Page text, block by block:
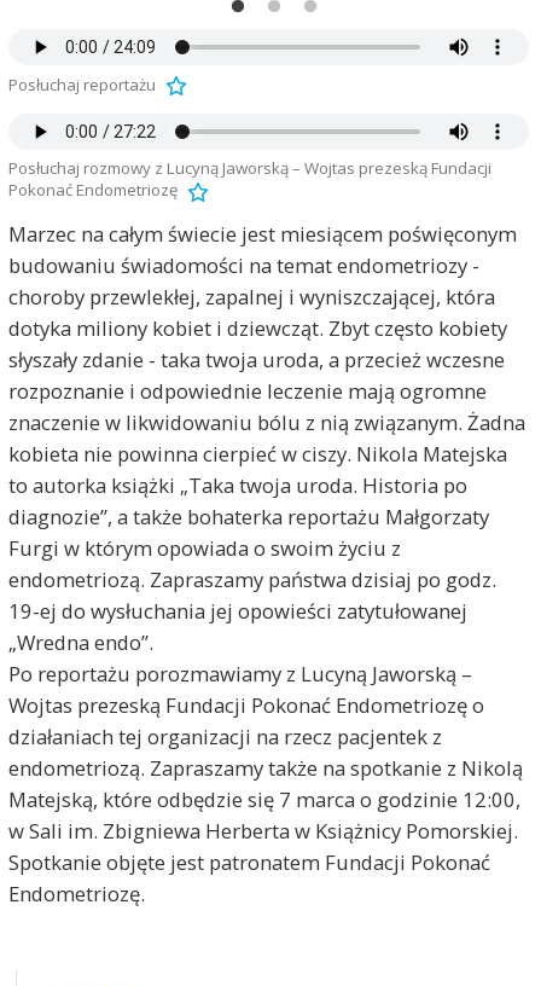
Posłuchaj reportażu
Posłuchaj rozmowy z Lucyną Jaworską – Wojtas prezeską Fundacji
Pokonać Endometriozę
Marzec na całym świecie jest miesiącem poświęconym
budowaniu świadomości na temat endometriozy -
choroby przewlekłej, zapalnej i wyniszczającej, która
dotyka miliony kobiet i dziewcząt. Zbyt często kobiety
słyszały zdanie - taka twoja uroda, a przecież wczesne
rozpoznanie i odpowiednie leczenie mają ogromne
znaczenie w likwidowaniu bólu z nią związanym. Żadna
kobieta nie powinna cierpieć w ciszy. Nikola Matejska
to autorka książki „Taka twoja uroda. Historia po
diagnozie”, a także bohaterka reportażu Małgorzaty
Furgi w którym opowiada o swoim życiu z
endometriozą. Zapraszamy państwa dzisiaj po godz.
19-ej do wysłuchania jej opowieści zatytułowanej
„Wredna endo”.
Po reportażu porozmawiamy z Lucyną Jaworską –
Wojtas prezeską Fundacji Pokonać Endometriozę o
działaniach tej organizacji na rzecz pacjentek z
endometriozą. Zapraszamy także na spotkanie z Nikolą
Matejską, które odbędzie się 7 marca o godzinie 12:00,
w Sali im. Zbigniewa Herberta w Książnicy Pomorskiej.
Spotkanie objęte jest patronatem Fundacji Pokonać
Endometriozę.